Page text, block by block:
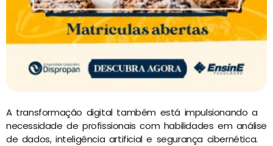
A transformação digital também está impulsionando a
necessidade de profissionais com habilidades em análise
de dados, inteligência artificial e segurança cibernética.